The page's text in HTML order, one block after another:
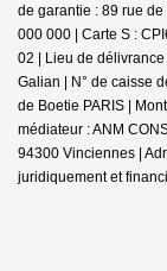
de garantie : 89 rue
000 000 | Carte S :
02 | Lieu de
Galian | N° de caisse
de Boetie PARIS |
médiateur : ANM
94300 Vinciennes |
juridiquement et